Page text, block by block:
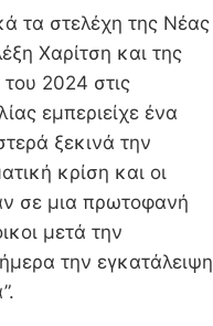
τα στελέχη της Νέας
Χαρίτση και της
2024 στις
εμπεριείχε ένα
ξεκινά την
κρίση και οι
σε μια πρωτοφανή
μετά την
την εγκατάλειψη